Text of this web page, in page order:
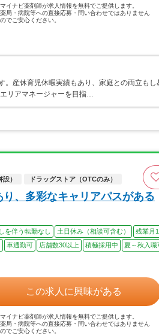
マイナビ薬剤師が求人情報を無料でご提供します。
薬局・病院等への直接応募・問い合わせではありません
のでご安心ください。
産休育児休暇実績もあり、家庭との両立もし
リアマネージャーを目指…
） ドラッグストア（OTCのみ）
、多彩なキャリアパスがある
を伴う転勤なし 土日休み（相談可含む）
残業月
車通勤可 店舗数30以上 積極採用中
夏～秋入職
この求人に興味がある
マイナビ薬剤師が求人情報を無料でご提供します。
薬局・病院等への直接応募・問い合わせではありません
のでご安心ください。